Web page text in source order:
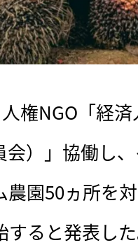
権NGO「経
会）」協働し
農園50ヵ所を
すると発表し